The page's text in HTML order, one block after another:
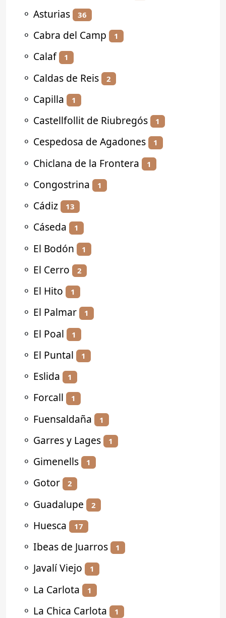
⚬ Asturias 36
⚬ Cabra del Camp 1
⚬ Calaf 1
⚬ Caldas de Reis 2
⚬ Capilla 1
⚬ Castellfollit de Riubregós 1
⚬ Cespedosa de Agadones 1
⚬ Chiclana de la Frontera 1
⚬ Congostrina 1
⚬ Cádiz 13
⚬ Cáseda 1
⚬ El Bodón 1
⚬ El Cerro 2
⚬ El Hito 1
⚬ El Palmar 1
⚬ El Poal 1
⚬ El Puntal 1
⚬ Eslida 1
⚬ Forcall 1
⚬ Fuensaldaña 1
⚬ Garres y Lages 1
⚬ Gimenells 1
⚬ Gotor 2
⚬ Guadalupe 2
⚬ Huesca 17
⚬ Ibeas de Juarros 1
⚬ Javalí Viejo 1
⚬ La Carlota 1
⚬ La Chica Carlota 1